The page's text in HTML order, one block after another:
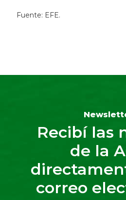
Fuente: EFE.
Recibí las
de la
correo